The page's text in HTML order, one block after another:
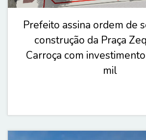
Prefeito assina ordem de
construção da Praça
Carroça com
mil